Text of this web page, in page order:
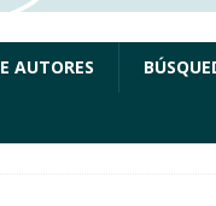
AUTORES